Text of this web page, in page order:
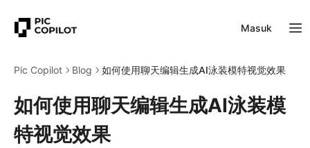
Masuk
Pic Copilot Blog 如何使用聊天编辑生成AI泳装模特视觉效果
如何使用聊天编辑生成AI泳装模
特视觉效果